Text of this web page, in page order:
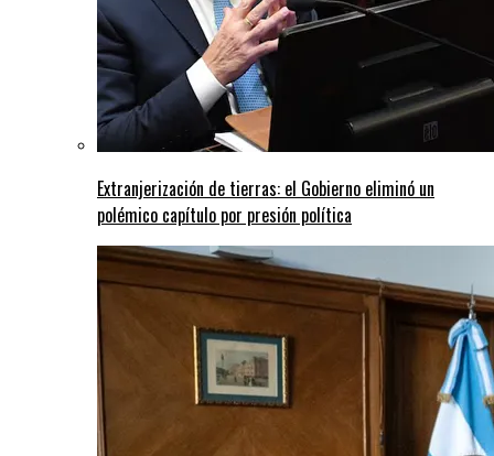
Extranjerización de tierras: el Gobierno eliminó un
polémico capítulo por presión política